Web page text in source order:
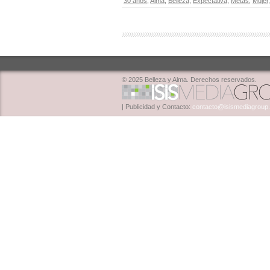
© 2025 Belleza y Alma. Derechos reservados.
| Publicidad y Contacto: